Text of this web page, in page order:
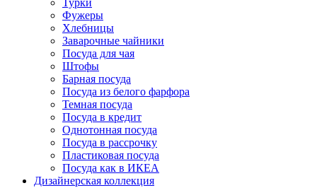
Турки
Фужеры
Хлебницы
Заварочные чайники
Посуда для чая
Штофы
Барная посуда
Посуда из белого фарфора
Темная посуда
Посуда в кредит
Однотонная посуда
Посуда в рассрочку
Пластиковая посуда
Посуда как в ИКЕА
Дизайнерская коллекция